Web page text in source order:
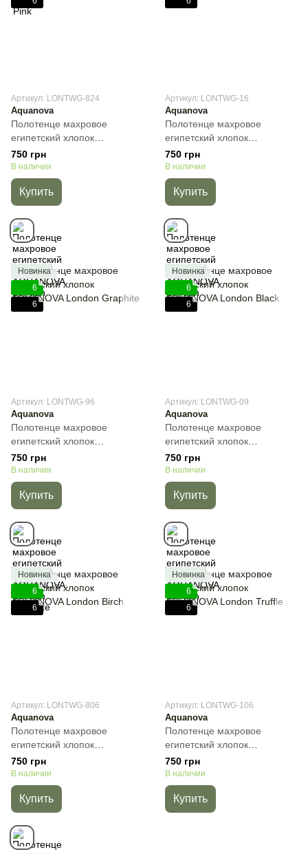
Артикул: LONTWG-824
Aquanova
Полотенце махровое
египетский хлопок
AQUANOVA London Calla,
Лиловый, 30х50 см, Для рук
750 грн
В наличии
Купить
Артикул: LONTWG-16
Aquanova
Полотенце махровое
египетский хлопок
AQUANOVA London Linen,
Бежевый, 30х50 см, Для рук
750 грн
В наличии
Купить
Новинка
6
6
Артикул: LONTWG-96
Aquanova
Полотенце махровое
египетский хлопок
AQUANOVA London Graphite,
Тёмно-серый, 30х50 см, Для
рук
750 грн
В наличии
Купить
Новинка
6
6
Артикул: LONTWG-09
Aquanova
Полотенце махровое
египетский хлопок
AQUANOVA London Black,
Черный, 30х50 см, Для рук
750 грн
В наличии
Купить
Новинка
6
6
Артикул: LONTWG-806
Aquanova
Полотенце махровое
египетский хлопок
AQUANOVA London Birch,
Бежевый, 30х50 см, Для рук
750 грн
В наличии
Купить
Новинка
6
6
Артикул: LONTWG-106
Aquanova
Полотенце махровое
египетский хлопок
AQUANOVA London Truffle,
30х50 см, Для рук
750 грн
В наличии
Купить